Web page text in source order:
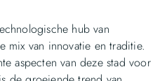
hub van
mix van innovatie en traditie.
aspecten van deze stad voor